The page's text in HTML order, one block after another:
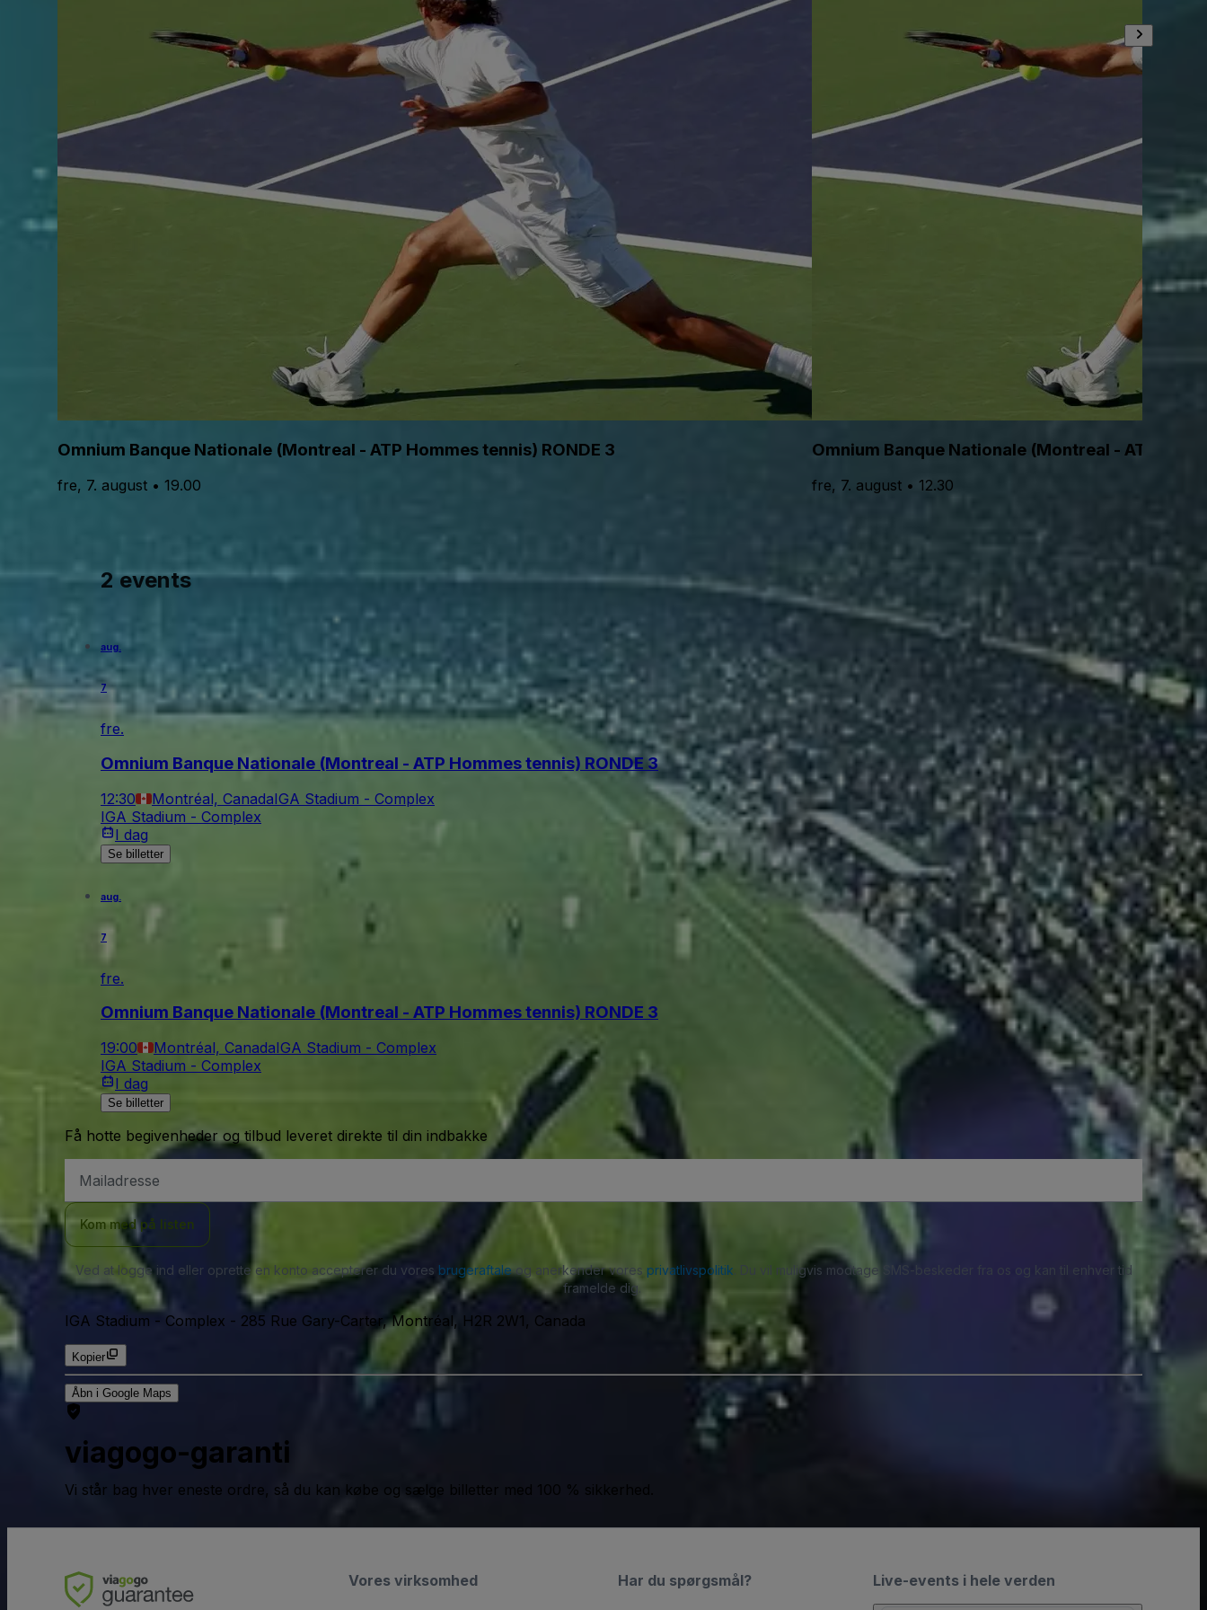
Omnium Banque Nationale (Montreal - ATP Hommes tennis) RONDE 3
fre, 7. august • 19.00
Omnium Banque Nationale (Montreal - ATP
fre, 7. august • 12.30
2 events
aug.
7
fre.
Omnium Banque Nationale (Montreal - ATP Hommes tennis) RONDE 3
12:30 Montréal, CanadaIGA Stadium - Complex
IGA Stadium - Complex
I dag
Se billetter
aug.
7
fre.
Omnium Banque Nationale (Montreal - ATP Hommes tennis) RONDE 3
19:00 Montréal, CanadaIGA Stadium - Complex
IGA Stadium - Complex
I dag
Se billetter
Få hotte begivenheder og tilbud leveret direkte til din indbakke
adresse
Kom med på listen
Ved at logge ind eller oprette en konto accepterer du vores brugeraftaleog anerkender vores privatlivspolitik . Du vil muligvis modtage SMS-beskeder fra os og kan til enhver tid
framelde dig.
IGA Stadium - Complex - 285 Rue Gary-Carter, Montréal, H2R 2W1, Canada
Kopier
Åbn i Google Maps
viagogo-garanti
Vi står bag hver eneste ordre, så du kan købe og sælge billetter med 100 % sikkerhed.
Live-events i hele verden
Vores virksomhed Har du spørgsmål?